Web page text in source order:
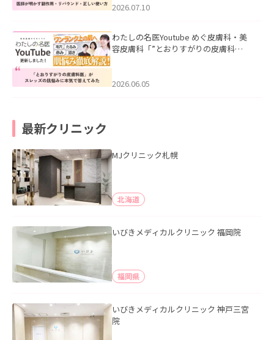
た。
2026.07.10
わたしの名医Youtube めぐ皮膚科・美
容皮膚科「”とおりすがりの皮膚科
2026.06.05
最新クリニック
MJクリニック札幌
北海道
いびきメディカルクリニック 福岡院
福岡県
いびきメディカルクリニック 神戸三宮
院